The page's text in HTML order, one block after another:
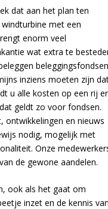
dat aan het plan ten
met een
enorm veel
wat extra te
inziens moeten zijn
u alle kosten op een rij
geldt zo voor fondsen.
ontwikkelingen en nieuws
nodig, mogelijk met
Onze
de gewone aandelen.
ook als het gaat om
inzet en de kennis